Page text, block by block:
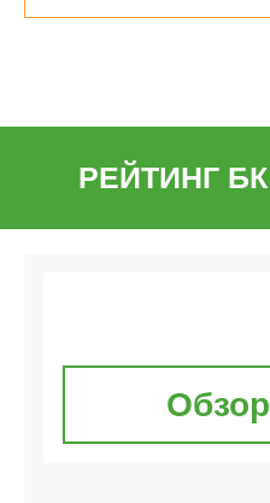
РЕЙТИНГ БК
Обзор